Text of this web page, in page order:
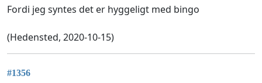
Fordi jeg syntes det er hyggeligt med bingo
(Hedensted, 2020-10-15)
#1356